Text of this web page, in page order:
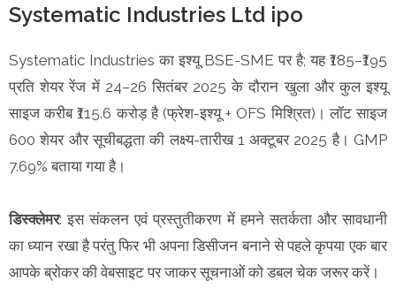
Systematic Industries Ltd ipo
Systematic Industries का इश्यू BSE-SME पर है; यह ₹185–₹195
प्रति शेयर रेंज में 24–26 सितंबर 2025 के दौरान खुला और कुल इश्यू
साइज करीब ₹115.6 करोड़ है (फ्रेश-इश्यू + OFS मिश्रित)। लॉट साइज
600 शेयर और सूचीबद्धता की लक्ष्य-तारीख 1 अक्टूबर 2025 है। GMP
7.69% बताया गया है।
डिस्क्लेमर: इस संकलन एवं प्रस्तुतीकरण में हमने सतर्कता और सावधानी
का ध्यान रखा है परंतु फिर भी अपना डिसीजन बनाने से पहले कृपया एक बार
आपके ब्रोकर की वेबसाइट पर जाकर सूचनाओं को डबल चेक जरूर करें।